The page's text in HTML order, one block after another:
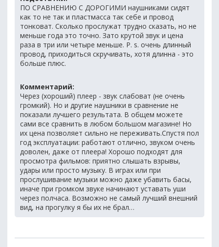
ПО СРАВНЕНИЮ С ДОРОГИМИ наушниками сидят
как то не так и пластмасса так себе и провод
тонковат. Сколько прослужат трудно сказать, но не
меньше года это точно. Зато крутой звук и цена
раза в три или четыре меньше. P. s. очень длинный
провод, приходиться скручивать, хотя длинна - это
больше плюс.
Комментарий:
Через (хороший) плеер - звук слабоват (не очень
громкий). Но и другие наушники в сравнение не
показали лучшего результата. В общем можете
сами все сравнить в любом большом магазине! Но
их цена позволяет сильно не переживать.Спустя пол
год эксплуатации: работают отлично, звуком очень
доволен, даже от плеера! Хорошо подходят для
просмотра фильмов: приятно слышать взрывы,
удары или просто музыку. В играх или при
прослушивание музыки можно даже убавить басы,
иначе при громком звуке начинают уставать уши
через полчаса. Возможно не самый лучший внешний
вид, на прогулку я бы их не брал…